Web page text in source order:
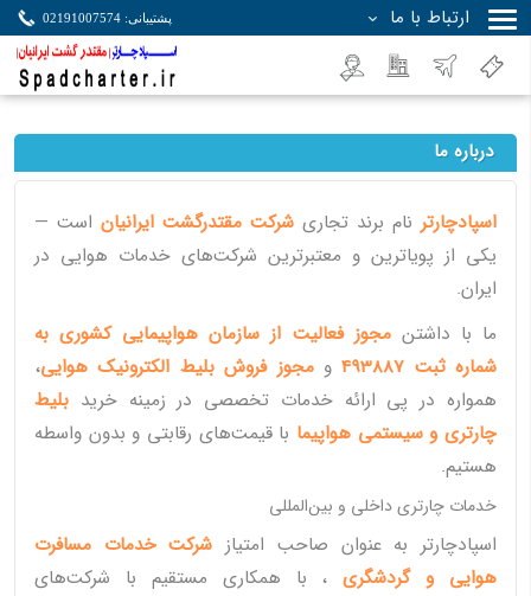
ارتباط با ما پشتیبانی: 02191007574
درباره ما
اسپادچارتر نام برند تجاری شرکت مقتدرگشت ایرانیان است —
یکی از پویا‌ترین و معتبرترین شرکت‌های خدمات هوایی در
ایران.
ما با داشتنمجوز فعالیت از سازمان هواپیمایی کشوری به
شماره ثبت 493887
ومجوز فروش بلیط الکترونیک هوایی،
همواره در پی ارائه خدمات تخصصی در زمینه خرید بلیط
چارتری و سیستمی هواپیما با قیمت‌های رقابتی و بدون واسطه
هستیم.
خدمات چارتری داخلی و بین‌المللی
اسپادچارتر به عنوان صاحب امتیاز شرکت خدمات مسافرت
هوایی و گردشگری ، با همکاری مستقیم با شرکت‌های